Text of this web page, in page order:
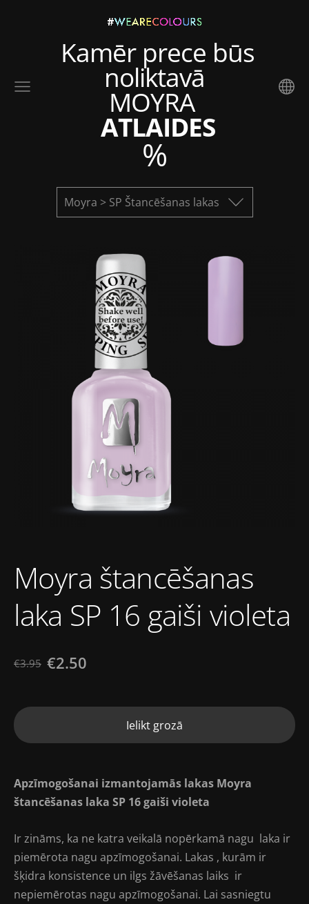
Kamēr prece būs
noliktavā
MOYRA
ATLAIDES
%
Moyra > SP Štancēšanas lakas
Moyra štancēšanas
laka SP 16 gaiši violeta
€3.95 €2.50
Ielikt grozā
Apzīmogošanai izmantojamās lakas Moyra
štancēšanas laka SP 16 gaiši violeta
Ir zināms, ka ne katra veikalā nopērkamā nagu laka ir
piemērota nagu apzīmogošanai. Lakas , kurām ir
šķidra konsistence un ilgs žāvēšanas laiks ir
nepiemērotas nagu apzīmogošanai. Lai sasniegtu